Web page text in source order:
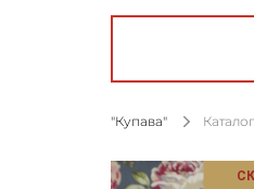
"Купава"